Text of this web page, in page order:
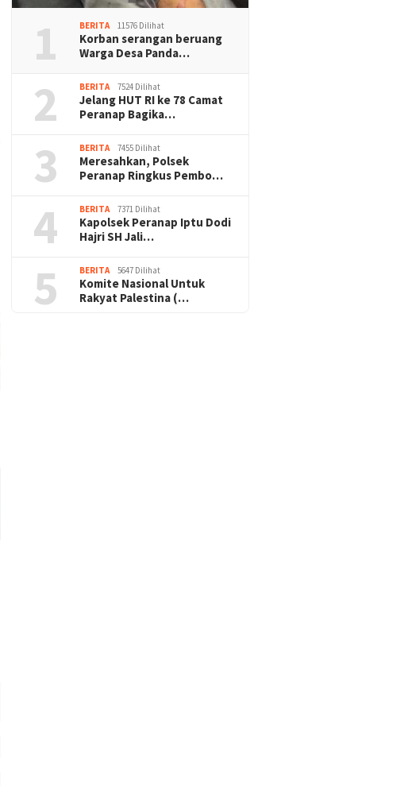
1 BERITA 11576 Dilihat
Korban serangan beruang
Warga Desa Panda…
2 BERITA 7524 Dilihat
Jelang HUT RI ke 78 Camat
Peranap Bagika…
3 BERITA 7455 Dilihat
Meresahkan, Polsek
Peranap Ringkus Pembo…
4 BERITA 7371 Dilihat
Kapolsek Peranap Iptu Dodi
Hajri SH Jali…
5 BERITA 5647 Dilihat
Komite Nasional Untuk
Rakyat Palestina (…